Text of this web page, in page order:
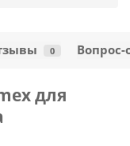
0 Вопрос-
для